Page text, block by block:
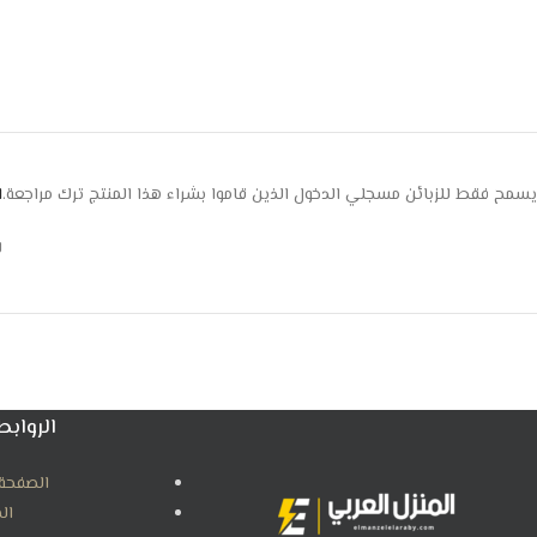
يسمح فقط للزبائن مسجلي الدخول الذين قاموا بشراء هذا المنتج ترك مراجعة.